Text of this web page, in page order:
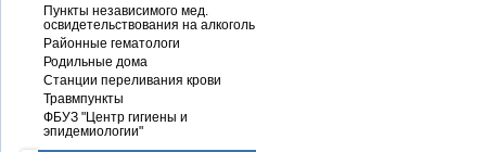
Пункты независимого мед.
освидетельствования на алкоголь
Районные гематологи
Родильные дома
Станции переливания крови
Травмпункты
ФБУЗ "Центр гигиены и
эпидемиологии"